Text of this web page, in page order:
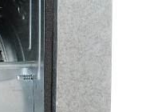
eléctrico.